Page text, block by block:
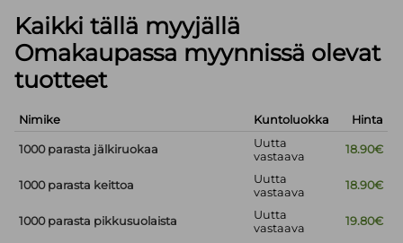
Kaikki tällä myyjällä
Omakaupassa myynnissä olevat
tuotteet
Nimike Kuntoluokka Hinta
1000 parasta jälkiruokaa
Uutta
vastaava
18.90€
1000 parasta keittoa
Uutta
vastaava
18.90€
1000 parasta pikkusuolaista
Uutta
vastaava
19.80€